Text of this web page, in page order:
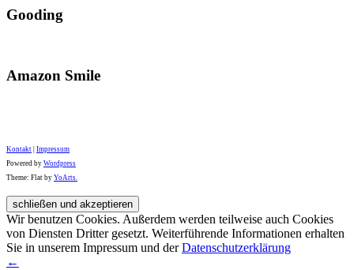
Gooding
Amazon Smile
Kontakt Impressum
Powered by Wordpress
Theme: Flat by YoArts.
Wir benutzen Cookies. Außerdem werden teilweise auch Cookies
von Diensten Dritter gesetzt. Weiterführende Informationen erhalten
Sie in unserem Impressum und derDatenschutzerklärung
←